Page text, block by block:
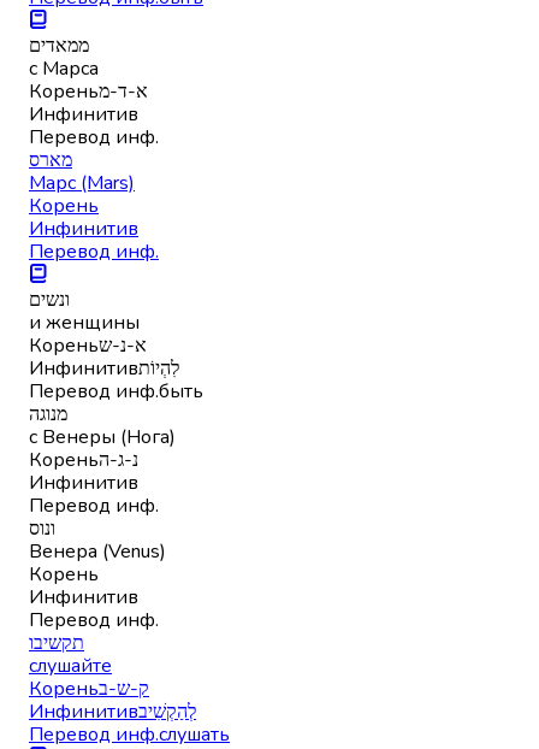
ממאדים
с Марса
Кореньא-ד-מ
Инфинитив
Перевод инф.
מארס
Марс (Mars)
Корень
Инфинитив
Перевод инф.
ונשים
и женщины
Кореньא-נ-ש
Инфинитивלִהְיוֹת
Перевод инф.быть
מנוגה
с Венеры (Нога)
Кореньנ-ג-ה
Инфинитив
Перевод инф.
ונוס
Венера (Venus)
Корень
Инфинитив
Перевод инф.
תקשיבו
слушайте
Кореньק-ש-ב
Инфинитивלְהַקְשִׁיב
Перевод инф.слушать